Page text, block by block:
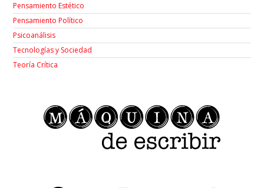
Pensamiento Estético
Pensamiento Político
Psicoanálisis
Tecnologías y Sociedad
Teoría Crítica